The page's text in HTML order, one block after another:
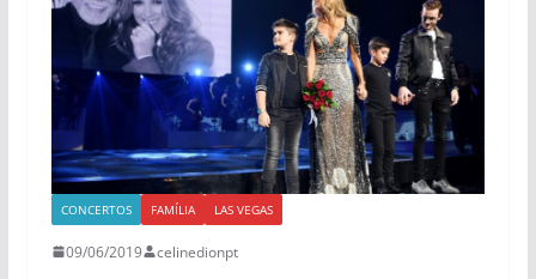
CONCERTOS FAMÍLIA LAS VEGAS
09/06/2019 celinedionpt